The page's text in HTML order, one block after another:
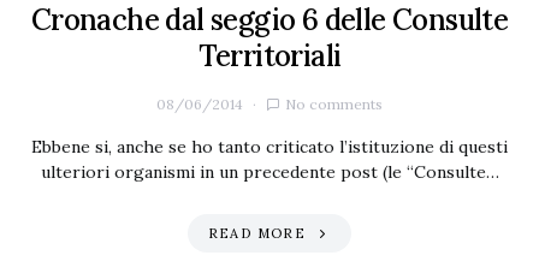
Cronache dal seggio 6 delle Consulte
Territoriali
08/06/2014 No comments
Ebbene si, anche se ho tanto criticato l’istituzione di questi
ulteriori organismi in un precedente post (le “Consulte…
READ MORE